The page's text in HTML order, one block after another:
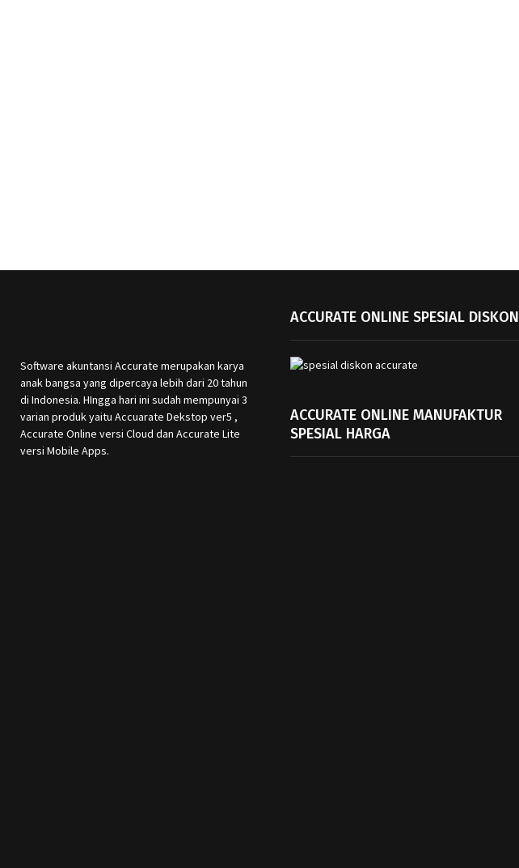
Software akuntansi Accurate merupakan karya
anak bangsa yang dipercaya lebih dari 20 tahun
di Indonesia. HIngga hari ini sudah mempunyai 3
varian produk yaitu Accuarate Dekstop ver5 ,
Accurate Online versi Cloud dan Accurate Lite
versi Mobile Apps.
ACCURATE ONLINE SPESIAL DISKON
ACCURATE ONLINE MANUFAKTUR
SPESIAL HARGA